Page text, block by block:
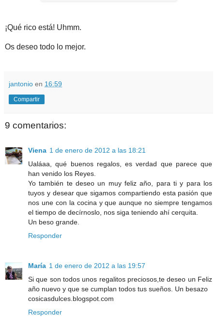
¡Qué rico está! Uhmm.
Os deseo todo lo mejor.
jantonio en 16:59
Compartir
9 comentarios:
Viena 1 de enero de 2012 a las 18:21
Ualáaa, qué buenos regalos, es verdad que parece que
han venido los Reyes.
Yo también te deseo un muy feliz año, para ti y para los
tuyos y desear que sigamos compartiendo esta pasión que
nos une con la cocina y que aunque no siempre tengamos
el tiempo de decírnoslo, nos siga teniendo ahí cerquita.
Un beso grande.
Responder
María 1 de enero de 2012 a las 19:57
Si que son todos unos regalitos preciosos,te deseo un Feliz
año nuevo y que se cumplan todos tus sueños. Un besazo
cosicasdulces.blogspot.com
Responder